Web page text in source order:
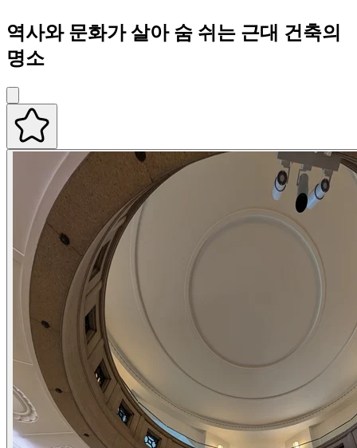
역사와 문화가 살아 숨 쉬는 근대 건축의
명소